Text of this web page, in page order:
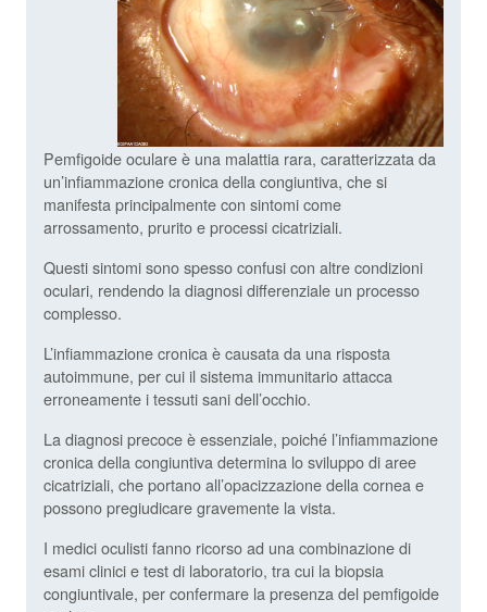
Pemfigoide oculare è una malattia rara, caratterizzata da
un’infiammazione cronica della congiuntiva, che si
manifesta principalmente con sintomi come
arrossamento, prurito e processi cicatriziali.
Questi sintomi sono spesso confusi con altre condizioni
oculari, rendendo la diagnosi differenziale un processo
complesso.
L’infiammazione cronica è causata da una risposta
autoimmune, per cui il sistema immunitario attacca
erroneamente i tessuti sani dell’occhio.
La diagnosi precoce è essenziale, poiché l’infiammazione
cronica della congiuntiva determina lo sviluppo di aree
cicatriziali, che portano all’opacizzazione della cornea e
possono pregiudicare gravemente la vista.
I medici oculisti fanno ricorso ad una combinazione di
esami clinici e test di laboratorio, tra cui la biopsia
congiuntivale, per confermare la presenza del pemfigoide